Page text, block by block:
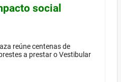
social
reúne centenas de
a prestar o Vestibular